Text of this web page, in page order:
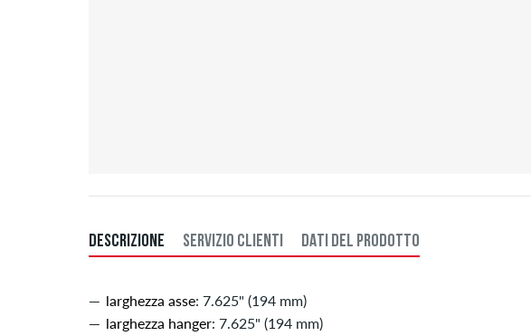
DESCRIZIONE SERVIZIO CLIENTI DATI DEL PRODOTTO
larghezza asse: 7.625" (194 mm)
larghezza hanger: 7.625" (194 mm)